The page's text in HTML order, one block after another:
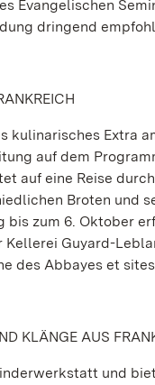
Evangelischen
dringend
kulinarisches Extra
auf dem
auf eine Reise
Broten und
zum 6. Oktober
Guyard-
des Abbayes et
KLÄNGE AUS
und